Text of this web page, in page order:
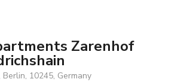
Zarenhof
10245, Germany